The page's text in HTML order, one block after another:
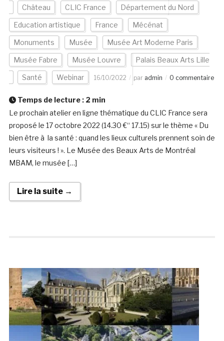
Château CLIC France Département du Nord
Education artistique France Mécénat
Monuments Musée Musée Art Moderne Paris
Musée Fabre Musée Louvre Palais Beaux Arts Lille
Santé Webinar 16/10/2022 par admin 0 commentaire
Temps de lecture : 2 min
Le prochain atelier en ligne thématique du CLIC France sera
proposé le 17 octobre 2022 (14.30 €“ 17.15) sur le thème « Du
bien être à la santé : quand les lieux culturels prennent soin de
leurs visiteurs ! ». Le Musée des Beaux Arts de Montréal
MBAM, le musée […]
Lire la suite →